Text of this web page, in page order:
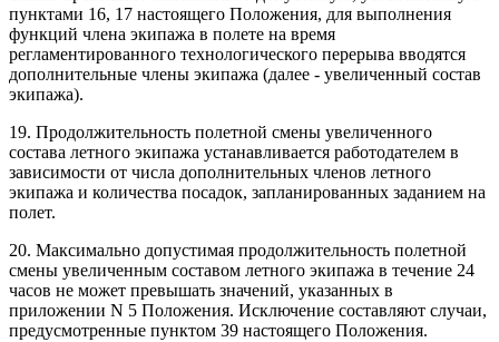
пунктами 16, 17 настоящего Положения, для выполнения
функций члена экипажа в полете на время
регламентированного технологического перерыва вводятся
дополнительные члены экипажа (далее - увеличенный состав
экипажа).
19. Продолжительность полетной смены увеличенного
состава летного экипажа устанавливается работодателем в
зависимости от числа дополнительных членов летного
экипажа и количества посадок, запланированных заданием на
полет.
20. Максимально допустимая продолжительность полетной
смены увеличенным составом летного экипажа в течение 24
часов не может превышать значений, указанных в
приложении N 5 Положения. Исключение составляют случаи,
предусмотренные пунктом 39 настоящего Положения.